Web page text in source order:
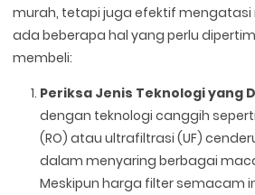
murah, tetapi juga efektif mengatasi
ada beberapa hal yang perlu
membeli:
Periksa Jenis Teknologi yang
dengan teknologi canggih
(RO) atau ultrafiltrasi (UF)
dalam menyaring berbagai
Meskipun harga filter semacam